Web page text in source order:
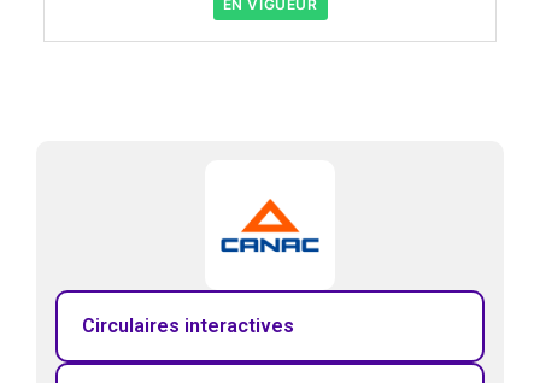
EN VIGUEUR
Circulaires interactives